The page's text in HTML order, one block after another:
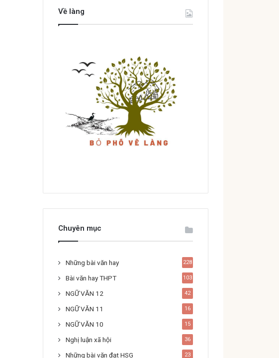
Về làng
Chuyên mục
Những bài văn hay 228
Bài văn hay THPT 103
NGỮ VĂN 12 42
NGỮ VĂN 11 16
NGỮ VĂN 10 15
Nghị luận xã hội 36
Những bài văn đạt HSG 23